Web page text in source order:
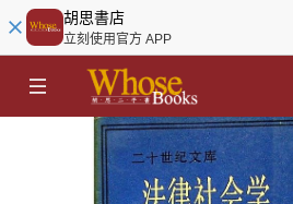
胡思書店
立刻使用官方 APP